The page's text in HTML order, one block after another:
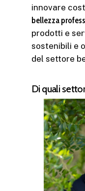
innovare
bellezza
prodotti e
sostenibili e
del settore
Di quali